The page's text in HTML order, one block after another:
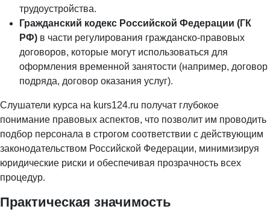
трудоустройства.
Гражданский кодекс Российской Федерации (ГК
РФ) в части регулирования гражданско-правовых
договоров, которые могут использоваться для
оформления временной занятости (например, договор
подряда, договор оказания услуг).
Слушатели курса на kurs124.ru получат глубокое
понимание правовых аспектов, что позволит им проводить
подбор персонала в строгом соответствии с действующим
законодательством Российской Федерации, минимизируя
юридические риски и обеспечивая прозрачность всех
процедур.
Практическая значимость